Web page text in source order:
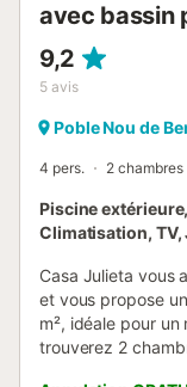
avec bassin
9,2
5 avis
Poble Nou de
4 pers. 2 chambres
Piscine
Climatisation, TV,
Casa Julieta vous
et vous propose
m², idéale pour
trouverez 2